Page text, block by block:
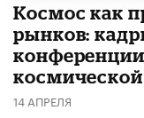
Космос как
рынков:
14 АПРЕЛЯ